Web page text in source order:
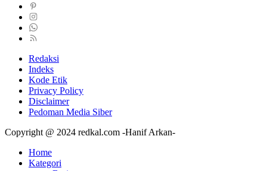
Redaksi
Indeks
Kode Etik
Privacy Policy
Disclaimer
Pedoman Media Siber
Copyright @ 2024 redkal.com -Hanif Arkan-
Home
Kategori